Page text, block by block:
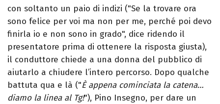
con soltanto un paio di indizi ("Se la trovare ora
sono felice per voi ma non per me, perché poi devo
finirla io e non sono in grado", dice ridendo il
presentatore prima di ottenere la risposta giusta),
il conduttore chiede a una donna del pubblico di
aiutarlo a chiudere l’intero percorso. Dopo qualche
battuta qua e là ("È appena cominciata la catena…
diamo la linea al Tg!"), Pino Insegno, per dare un